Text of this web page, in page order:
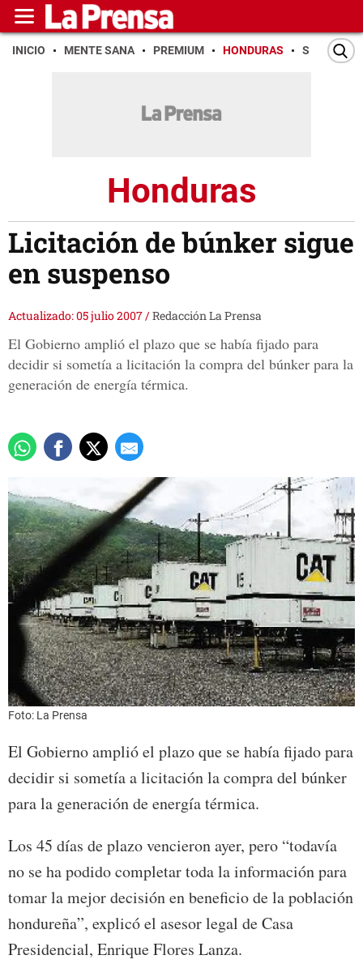
INICIO MENTE SANA PREMIUM HONDURAS SAN PEDRO
Honduras
Licitación de búnker sigue
en suspenso
Actualizado: 05 julio 2007/Redacción La Prensa
El Gobierno amplió el plazo que se había fijado para
decidir si sometía a licitación la compra del búnker para la
generación de energía térmica.
Foto: La Prensa
El Gobierno amplió el plazo que se había fijado para
decidir si sometía a licitación la compra del búnker
para la generación de energía térmica.
Los 45 días de plazo vencieron ayer, pero “todavía
no se ha podido completar toda la información para
tomar la mejor decisión en beneficio de la población
hondureña”, explicó el asesor legal de Casa
Presidencial, Enrique Flores Lanza.